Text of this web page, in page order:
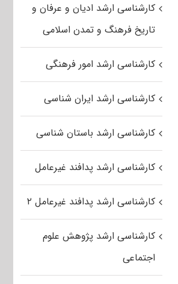
کارشناسی ارشد ادیان و عرفان و
تاریخ فرهنگ و تمدن اسلامی
کارشناسی ارشد امور فرهنگی
کارشناسی ارشد ایران شناسی
کارشناسی ارشد باستان شناسی
کارشناسی ارشد پدافند غیرعامل
کارشناسی ارشد پدافند غیرعامل ۲
کارشناسی ارشد پژوهش علوم
اجتماعی